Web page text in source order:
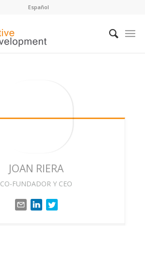
Español
JOAN RIERA
CO-FUNDADOR Y CEO